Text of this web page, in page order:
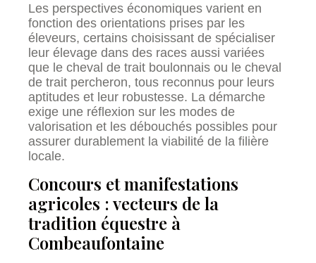
Les perspectives économiques varient en
fonction des orientations prises par les
éleveurs, certains choisissant de spécialiser
leur élevage dans des races aussi variées
que le cheval de trait boulonnais ou le cheval
de trait percheron, tous reconnus pour leurs
aptitudes et leur robustesse. La démarche
exige une réflexion sur les modes de
valorisation et les débouchés possibles pour
assurer durablement la viabilité de la filière
locale.
Concours et manifestations
agricoles : vecteurs de la
tradition équestre à
Combeaufontaine